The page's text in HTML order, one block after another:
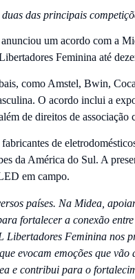
das principais
um acordo com a
Feminina até
como Amstel, Bwin,
O acordo inclui a
de direitos de associação
de
da América do Sul. A
em campo.
países. Na Midea,
fortalecer a conexão
Feminina nos
evocam emoções que
e contribui para o